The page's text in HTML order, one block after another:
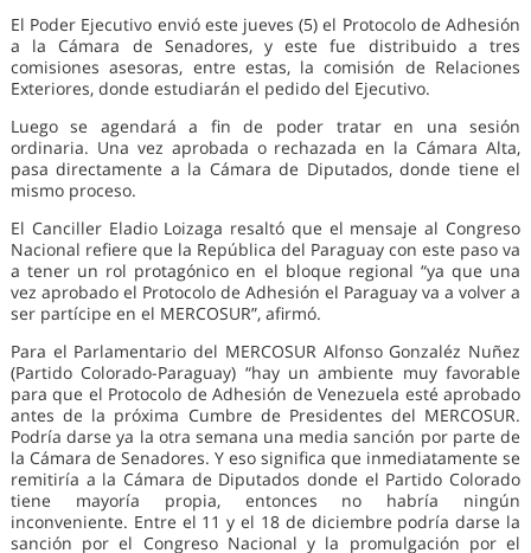
El Poder Ejecutivo envió este jueves (5) el Protocolo de Adhesión
a la Cámara de Senadores, y este fue distribuido a tres
comisiones asesoras, entre estas, la comisión de Relaciones
Exteriores, donde estudiarán el pedido del Ejecutivo.
Luego se agendará a fin de poder tratar en una sesión
ordinaria. Una vez aprobada o rechazada en la Cámara Alta,
pasa directamente a la Cámara de Diputados, donde tiene el
mismo proceso.
El Canciller Eladio Loizaga resaltó que el mensaje al Congreso
Nacional refiere que la República del Paraguay con este paso va
a tener un rol protagónico en el bloque regional “ya que una
vez aprobado el Protocolo de Adhesión el Paraguay va a volver a
ser partícipe en el MERCOSUR”, afirmó.
Para el Parlamentario del MERCOSUR Alfonso Gonzaléz Nuñez
(Partido Colorado-Paraguay) “hay un ambiente muy favorable
para que el Protocolo de Adhesión de Venezuela esté aprobado
antes de la próxima Cumbre de Presidentes del MERCOSUR.
Podría darse ya la otra semana una media sanción por parte de
la Cámara de Senadores. Y eso significa que inmediatamente se
remitiría a la Cámara de Diputados donde el Partido Colorado
tiene mayoría propia, entonces no habría ningún
inconveniente. Entre el 11 y el 18 de diciembre podría darse la
sanción por el Congreso Nacional y la promulgación por el